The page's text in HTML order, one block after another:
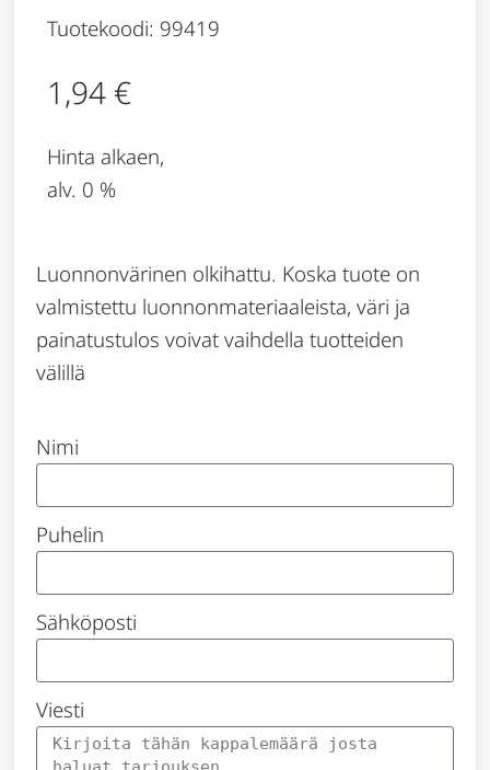
Tuotekoodi: 99419
1,94 €
Hinta alkaen,
alv. 0 %
Luonnonvärinen olkihattu. Koska tuote on
valmistettu luonnonmateriaaleista, väri ja
painatustulos voivat vaihdella tuotteiden
välillä
Nimi
Puhelin
Sähköposti
Viesti